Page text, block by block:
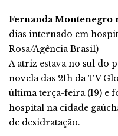
Fernanda Montenegro
dias internado em
Rosa/Agência Brasil)
A atriz estava no sul do
novela das 21h da TV
última terça-feira (19) e
hospital na cidade
de desidratação.